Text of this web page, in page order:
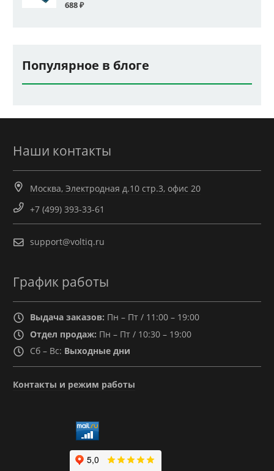
688₽
Популярное в блоге
Наши контакты
Москва, Электродная д.10 стр.3, офис 20
+7 (499) 393-33-61
support@voltiq.ru
График работы
Выдача заказов: Пн – Пт / 11:00 – 19:00
Отдел продаж: Пн – Пт / 10:30 – 19:00
Сб – Вс: Выходные дни
Контакты и режим работы